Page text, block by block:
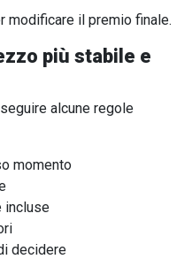
modificare il premio finale.
più stabile e
alcune regole
momento
incluse
decidere